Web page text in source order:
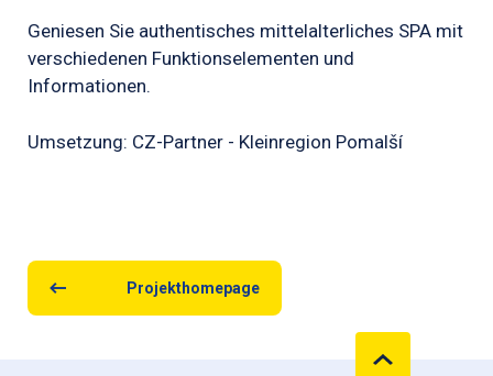
Geniesen Sie authentisches mittelalterliches SPA mit
verschiedenen Funktionselementen und
Informationen.
Umsetzung: CZ-Partner - Kleinregion Pomalší
Projekthomepage